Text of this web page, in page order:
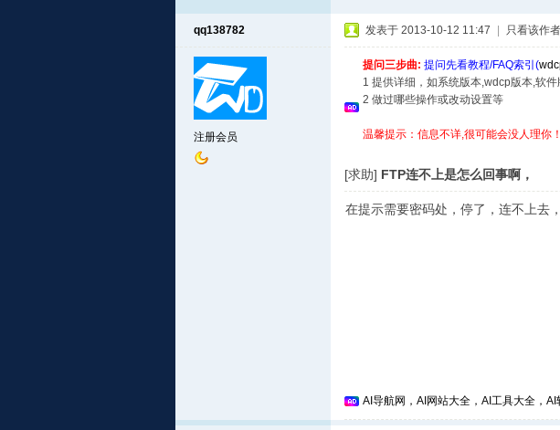
qq138782
注册会员
发表于 2013-10-12 11:47 只看该作者
提问三步曲: 提问先看教程/FAQ索引(
1 提供详细，如系统版本,wdcp版本,软
2 做过哪些操作或改动设置等
温馨提示：信息不详,很可能会没人理你
[求助] FTP连不上是怎么回事啊，
在提示需要密码处，停了，连不上去
AI导航网，AI网站大全，AI工具大全，